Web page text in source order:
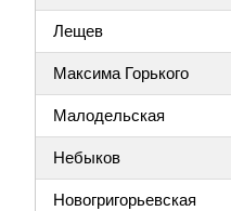
Лещев
Максима Горького
Малодельская
Небыков
Новогригорьевская